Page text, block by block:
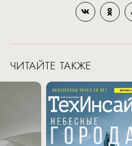
ЧИТАЙТЕ ТАКЖЕ